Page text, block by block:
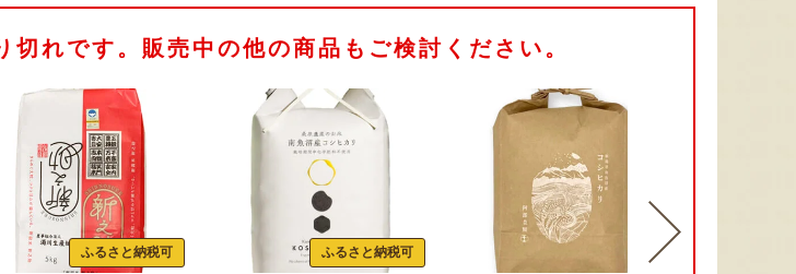
切れです。販売中の他の商品もご検討ください。
ふるさと納税可 ふるさと納税可